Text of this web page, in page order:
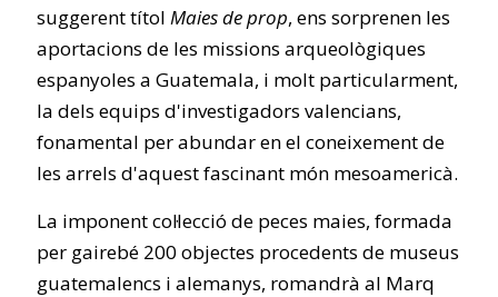
suggerent títol Maies de prop, ens sorprenen les
aportacions de les missions arqueològiques
espanyoles a Guatemala, i molt particularment,
la dels equips d'investigadors valencians,
fonamental per abundar en el coneixement de
les arrels d'aquest fascinant món mesoamericà.
La imponent col·lecció de peces maies, formada
per gairebé 200 objectes procedents de museus
guatemalencs i alemanys, romandrà al Marq